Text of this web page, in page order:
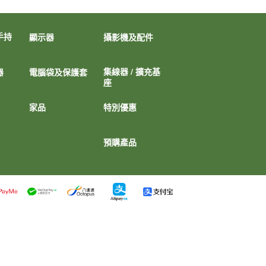
持 顯示器 攝影機及配件
電腦袋及保護套
集線器 / 擴充基
座
家品 特別優惠
預購產品